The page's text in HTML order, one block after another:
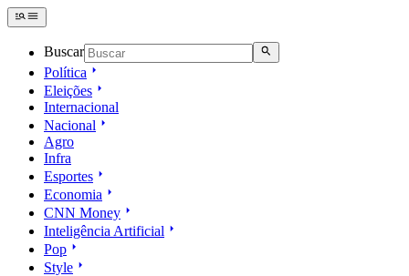
Buscar
Política
Eleições
Internacional
Nacional
Agro
Infra
Esportes
Economia
CNN Money
Inteligência Artificial
Pop
Style